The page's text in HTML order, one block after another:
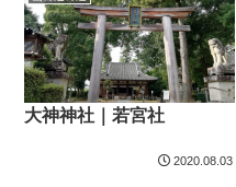
大神神社｜若宮社
2020.08.03